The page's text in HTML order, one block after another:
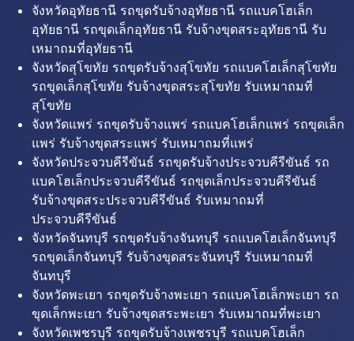
จังหวัดอุทัยธานี รถขุดรับจ้างอุทัยธานี รถแบคโฮเล็ก
อุทัยธานี รถขุดเล็กอุทัยธานี รับจ้างขุดสระอุทัยธานี รับ
เหมาถมที่อุทัยธานี
จังหวัดสุโขทัย รถขุดรับจ้างสุโขทัย รถแบคโฮเล็กสุโขทัย
รถขุดเล็กสุโขทัย รับจ้างขุดสระสุโขทัย รับเหมาถมที่
สุโขทัย
จังหวัดแพร่ รถขุดรับจ้างแพร่ รถแบคโฮเล็กแพร่ รถขุดเล็ก
แพร่ รับจ้างขุดสระแพร่ รับเหมาถมที่แพร่
จังหวัดประจวบคีรีขันธ์ รถขุดรับจ้างประจวบคีรีขันธ์ รถ
แบคโฮเล็กประจวบคีรีขันธ์ รถขุดเล็กประจวบคีรีขันธ์
รับจ้างขุดสระประจวบคีรีขันธ์ รับเหมาถมที่
ประจวบคีรีขันธ์
จังหวัดจันทบุรี รถขุดรับจ้างจันทบุรี รถแบคโฮเล็กจันทบุรี
รถขุดเล็กจันทบุรี รับจ้างขุดสระจันทบุรี รับเหมาถมที่
จันทบุรี
จังหวัดพะเยา รถขุดรับจ้างพะเยา รถแบคโฮเล็กพะเยา รถ
ขุดเล็กพะเยา รับจ้างขุดสระพะเยา รับเหมาถมที่พะเยา
จังหวัดเพชรบุรี รถขุดรับจ้างเพชรบุรี รถแบคโฮเล็ก